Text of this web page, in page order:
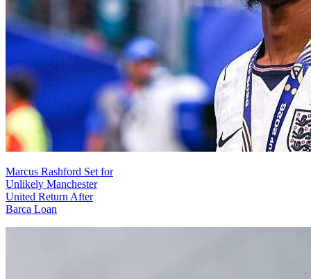
Marcus Rashford Set for
Unlikely Manchester
United Return After
Barca Loan